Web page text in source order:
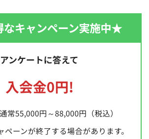
キャンペーン実施中★
アンケートに答えて
入会金0円!
常55,000円～88,000円（税込）
ーンが終了する場合があります。